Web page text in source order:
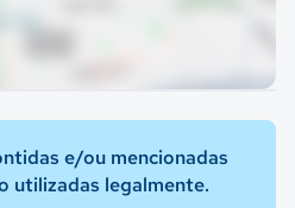
e/ou mencionadas
utilizadas legalmente.